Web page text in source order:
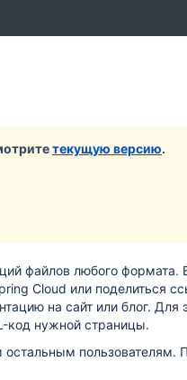
текущую версию.
файлов любого формата.
Cloud или поделиться
на сайт или блог. Для
код нужной страницы.
пользователям.